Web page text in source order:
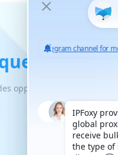
fiables
opportunités de